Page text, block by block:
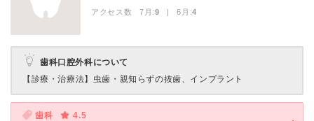
アクセス数 7月:9 | 6月:4
歯科口腔外科について
【診療・治療法】 虫歯・親知らずの抜歯、インプラント
歯科
4.5